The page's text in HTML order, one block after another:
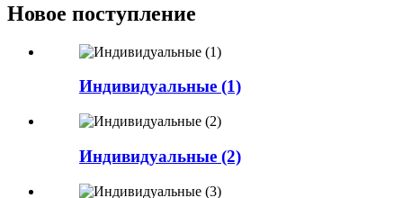
Новое поступление
Индивидуальные (1)
Индивидуальные (2)